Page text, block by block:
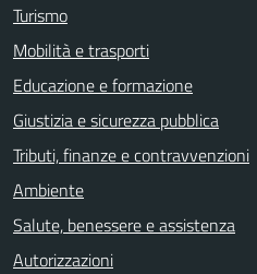
Turismo
Mobilità e trasporti
Educazione e formazione
Giustizia e sicurezza pubblica
Tributi, finanze e contravvenzioni
Ambiente
Salute, benessere e assistenza
Autorizzazioni